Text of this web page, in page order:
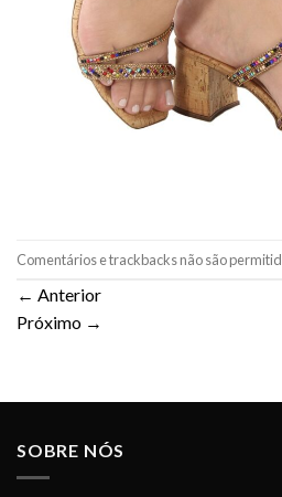
Comentários e trackbacks não são
← Anterior
Próximo →
SOBRE NÓS